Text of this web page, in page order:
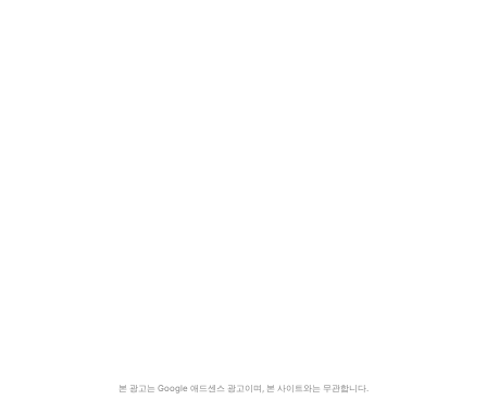
본 광고는 Google 애드센스 광고이며, 본 사이트와는 무관합니다.